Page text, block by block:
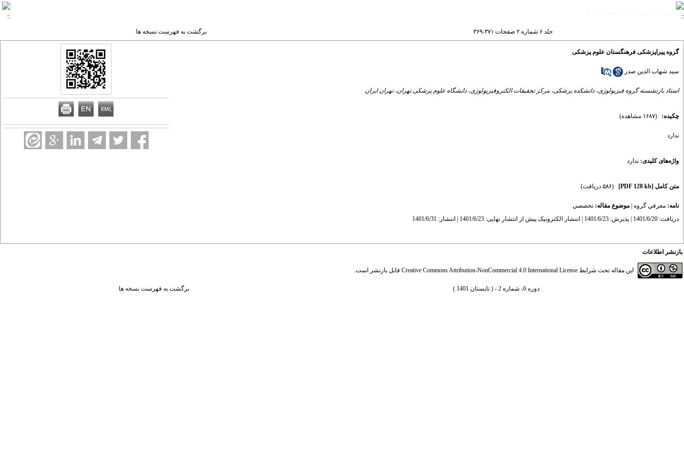
جلد ۶ شماره ۲ صفحات ۳۷۱-۳۶۹ برگشت به فهرست نسخه ها
گروه پیراپزشکی فرهنگستان علوم پزشکی
سید شهاب الدین صدر
استاد بازنشسته گروه فیزیولوژی، دانشکده پزشکی، مرکز تحقیقات الکتروفیزیولوژی، دانشگاه علوم پزشکی تهران، تهران ایران
چکیده: (۱۶۸۷ مشاهده)
ندارد
واژه‌های کلیدی: ندارد
متن کامل [PDF 128 kb] (۵۸۶ دریافت)
نامه: معرفي گروه موضوع مقاله: تخصصي
دریافت: 1401/6/20 | پذیرش: 1401/6/23 | انتشار الکترونیک پیش از انتشار نهایی: 1401/6/23 | انتشار: 1401/6/31
بازنشر اطلاعات
این مقاله تحت شرایط Creative Commons Attribution-NonCommercial 4.0 International License قابل بازنشر است.
دوره 6، شماره 2 - ( تابستان 1401 ) برگشت به فهرست نسخه ها